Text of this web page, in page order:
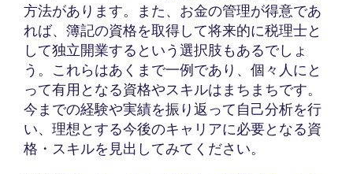
方法があります。また、お金の管理が得意であ
れば、簿記の資格を取得して将来的に税理士と
して独立開業するという選択肢もあるでしょ
う。これらはあくまで一例であり、個々人にと
って有用となる資格やスキルはまちまちです。
今までの経験や実績を振り返って自己分析を行
い、理想とする今後のキャリアに必要となる資
格・スキルを見出してみてください。